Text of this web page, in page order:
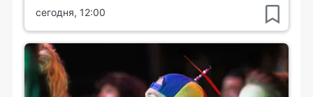
сегодня, 12:00